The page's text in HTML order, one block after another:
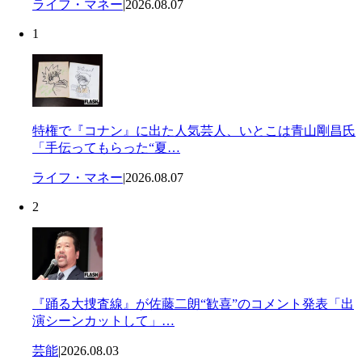
ライフ・マネー|2026.08.07
1
特権で『コナン』に出た人気芸人、いとこは青山剛昌氏
「手伝ってもらった“夏…
ライフ・マネー|2026.08.07
2
『踊る大捜査線』が佐藤二朗“歓喜”のコメント発表「出
演シーンカットして」…
芸能|2026.08.03